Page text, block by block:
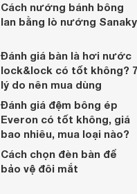
Cách nướng bánh bông
lan bằng lò nướng Sanaky
Đánh giá bàn là hơi nước
lock&lock có tốt không? 7
lý do nên mua dùng
Đánh giá đệm bông ép
Everon có tốt không, giá
bao nhiêu, mua loại nào?
Cách chọn đèn bàn để
bảo vệ đôi mắt